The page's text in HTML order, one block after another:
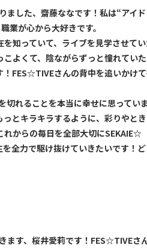
ました、齋藤ななです！私は“アイド
業が心から大好きです。
知っていて、ライブを見学させて
よくて、陰ながらずっと憧れてい
FES☆TIVEさんの背中を追いかけ
れることを本当に幸せに思っていま
とキラキラするように、彩りやと
からの毎日を全部大切にSEKAIE☆
全力で駆け抜けていきたいです！ど
す、桜井愛莉です！ FES☆TIVEさ